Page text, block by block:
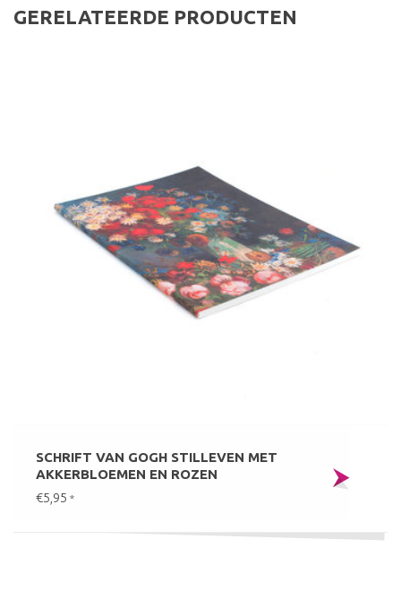
GERELATEERDE PRODUCTEN
SCHRIFT VAN GOGH STILLEVEN MET
AKKERBLOEMEN EN ROZEN
€5,95 *